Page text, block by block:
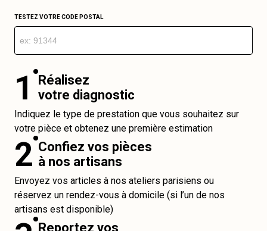
TESTEZ VOTRE CODE POSTAL
1
Réalisez
votre diagnostic
Indiquez le type de prestation que vous souhaitez sur
votre pièce et obtenez une première estimation
2 Confiez vos pièces
à nos artisans
Envoyez vos articles à nos ateliers parisiens ou
réservez un rendez-vous à domicile (si l’un de nos
artisans est disponible)
Reportez vos